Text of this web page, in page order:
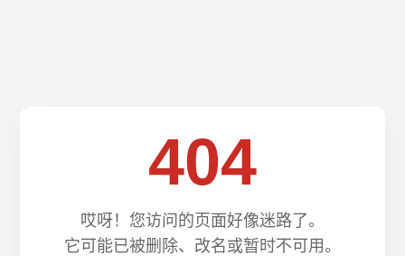
404
哎呀！您访问的页面好像迷路了。
它可能已被删除、改名或暂时不可用。